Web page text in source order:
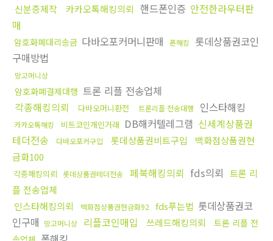
신분증제작 카카오톡해킹의뢰 핸드폰인증 안전한라우터판
매
암호화폐대리송금 다바오포커머니판매 폰해킹
롯데상품권코인
구매방법
망고머니상
암호화폐결제대행 트론 리플 전송업체
각종해킹의뢰
다바오머니환전 트론리플 전송대행 인스타해킹
카카오톡해킹 비트코인개인거래 DB해커텔레그램 신세계상품권
테더전송
다바오포커구입 롯데상품권비트구입
백화점상품권현
금화100
각종해킹의뢰 롯데상품권테더전송 페북해킹의뢰 fds의뢰 트론 리
플 전송업체
인스타해킹의뢰
백화점상품권현금화92 fds푸는법 롯데상품권코
인구매 망고머니상 리플코인매입 쓰레드해킹의뢰
트론 리플 전